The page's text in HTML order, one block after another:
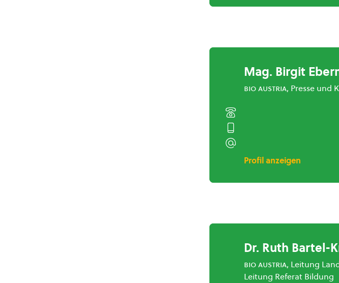
Mag. Birgit
bio austria, Presse und
Profil anzeigen
Dr. Ruth Bartel-
bio austria, Leitung
Leitung Referat Bildung